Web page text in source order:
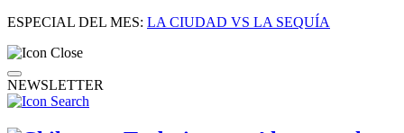
ESPECIAL DEL MES: LA CIUDAD VS LA SEQUÍA
NEWSLETTER